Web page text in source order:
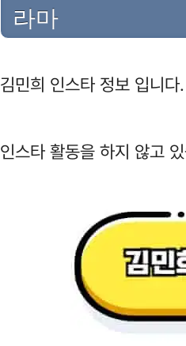
라마
김민희 인스타 정보 입니다.
인스타 활동을 하지 않고